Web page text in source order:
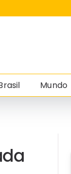
Mundo